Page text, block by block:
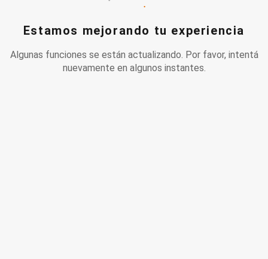
Estamos mejorando tu experiencia
Algunas funciones se están actualizando. Por favor, intentá
nuevamente en algunos instantes.